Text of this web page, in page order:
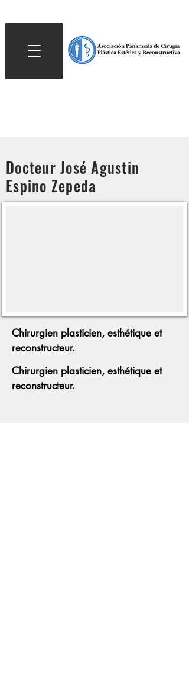
Docteur José Agustin
Espino Zepeda
Chirurgien plasticien, esthétique et
reconstructeur.
Chirurgien plasticien, esthétique et
reconstructeur.